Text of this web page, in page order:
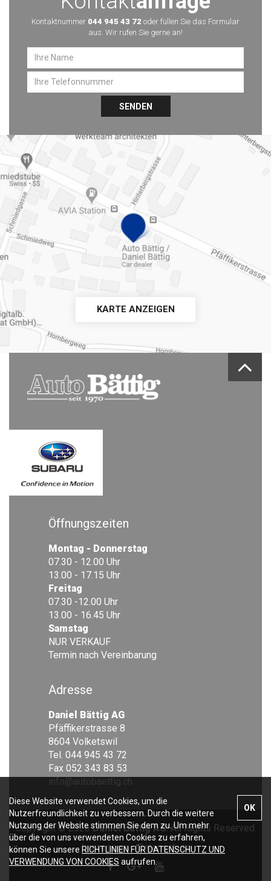
Kontaktnummer 044 945 43 72 oder füllen Sie das Formular
aus. Wir rufen Sie gerne an!
SENDEN
KARTE ANZEIGEN
Diese Website verwendet Cookies, um die
Nutzerfreundlichkeit zu verbessern. Durch die weitere
Nutzung der Website stimmen Sie dem zu. Um mehr
über die von uns verwendeten Cookies zu erfahren,
können Sie unsere RICHTLINIEN FÜR DATENSCHUTZ UND
VERWENDUNG VON COOKIES aufrufen.
OK
Öffnungszeiten
Montag - Donnerstag
07.30 - 12.00 Uhr
13.00 - 17.15 Uhr
Freitag
07.30 -12.00 Uhr
13.00 - 16.45 Uhr
Samstag
NUR VERKAUF
Termin nach Vereinbarung
Adresse
Daniel Bättig AG
Pfäffikerstrasse 8
8604 Volketswil
Tel. 044 945 43 72
Fax 052 343 83 53
info@autobaettig.ch
Copyright © 2026Daniel Bättig AG. All Rights Reserved.
Impressum
Datenschutz